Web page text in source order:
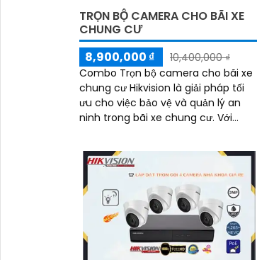
TRỌN BỘ CAMERA CHO BÃI XE
CHUNG CƯ
8,900,000 ₫
10,400,000 ₫
Combo Trọn bộ camera cho bãi xe
chung cư Hikvision là giải pháp tối
ưu cho việc bảo vệ và quản lý an
ninh trong bãi xe chung cư. Với
chất lượng, Hikvision mang đến sự
an tâm cho cư dân với hình ảnh sắc
nét và rõ ràng